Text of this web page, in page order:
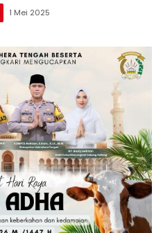
1 Mei 2025